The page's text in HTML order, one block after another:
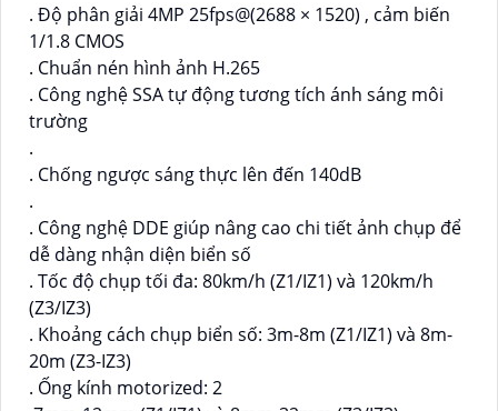
. Độ phân giải 4MP 25fps@(2688 × 1520) , cảm biến
1/1.8 CMOS
. Chuẩn nén hình ảnh H.265
. Công nghệ SSA tự động tương tích ánh sáng môi
trường
.
. Chống ngược sáng thực lên đến 140dB
.
. Công nghệ DDE giúp nâng cao chi tiết ảnh chụp để
dễ dàng nhận diện biển số
. Tốc độ chụp tối đa: 80km/h (Z1/IZ1) và 120km/h
(Z3/IZ3)
. Khoảng cách chụp biển số: 3m-8m (Z1/IZ1) và 8m-
20m (Z3-IZ3)
. Ống kính motorized: 2